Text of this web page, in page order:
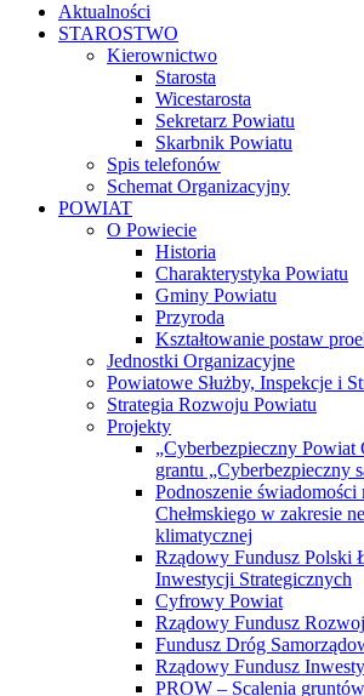
Aktualności
STAROSTWO
Kierownictwo
Starosta
Wicestarosta
Sekretarz Powiatu
Skarbnik Powiatu
Spis telefonów
Schemat Organizacyjny
POWIAT
O Powiecie
Historia
Charakterystyka Powiatu
Gminy Powiatu
Przyroda
Kształtowanie postaw
Jednostki Organizacyjne
Powiatowe Służby, Inspekcje i
Strategia Rozwoju Powiatu
Projekty
„Cyberbezpieczny Powiat
grantu „Cyberbezpieczny
Podnoszenie
Chełmskiego w zakresie
klimatycznej
Rządowy Fundusz Polski
Inwestycji Strategicznych
Cyfrowy Powiat
Rządowy Fundusz
Fundusz Dróg
Rządowy Fundusz
PROW – Scalenia gruntów